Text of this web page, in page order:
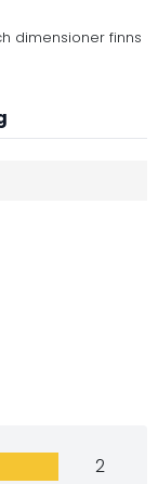
dimensioner finns
2